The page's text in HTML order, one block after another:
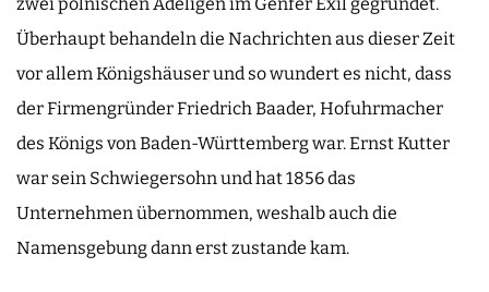
Überhaupt behandeln die Nachrichten aus dieser Zeit
vor allem Königshäuser und so wundert es nicht, dass
der Firmengründer Friedrich Baader, Hofuhrmacher
des Königs von Baden-Württemberg war. Ernst Kutter
war sein Schwiegersohn und hat 1856 das
Unternehmen übernommen, weshalb auch die
Namensgebung dann erst zustande kam.